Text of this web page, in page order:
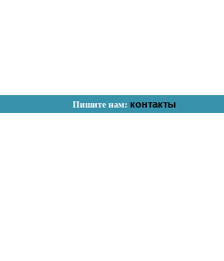
Пишите нам: контакты